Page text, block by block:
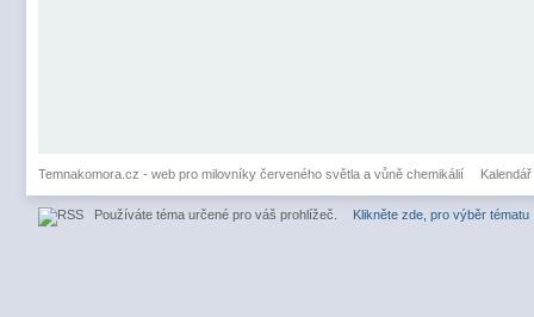
Temnakomora.cz - web pro milovníky červeného světla a vůně chemikálií Kalendář
Používáte téma určené pro váš prohlížeč. Klikněte zde, pro výběr tématu